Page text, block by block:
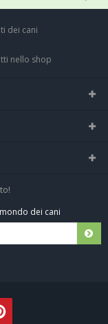
dei cani
nello shop
dei cani